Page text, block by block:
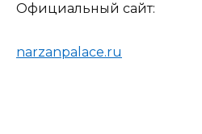
Официальный сайт:
narzanpalace.ru